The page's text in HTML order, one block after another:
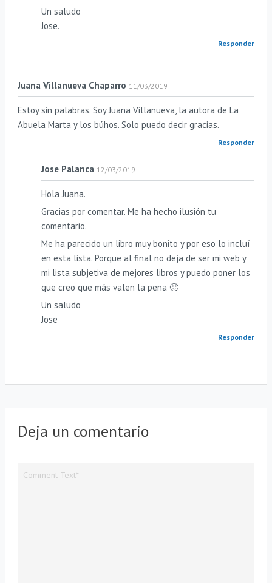
Un saludo
Jose.
Responder
Juana Villanueva Chaparro 11/03/2019
Estoy sin palabras. Soy Juana Villanueva, la autora de La
Abuela Marta y los búhos. Solo puedo decir gracias.
Responder
Jose Palanca 12/03/2019
Hola Juana.
Gracias por comentar. Me ha hecho ilusión tu
comentario.
Me ha parecido un libro muy bonito y por eso lo incluí
en esta lista. Porque al final no deja de ser mi web y
mi lista subjetiva de mejores libros y puedo poner los
que creo que más valen la pena 🙂
Un saludo
Jose
Responder
Deja un comentario